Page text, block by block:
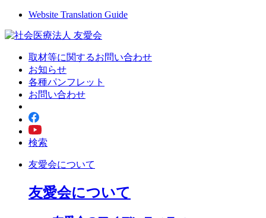
Website Translation Guide
取材等に関するお問い合わせ
お知らせ
各種パンフレット
お問い合わせ
検索
友愛会について
友愛会について